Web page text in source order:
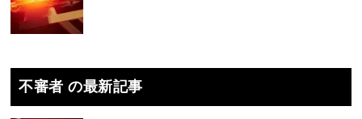
不審者 の最新記事